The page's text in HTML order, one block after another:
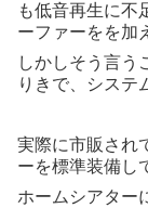
も低音再生に不
ーファーをを加
しかしそう言う
りきで、システ
実際に市販され
ーを標準装備し
ホームシアター